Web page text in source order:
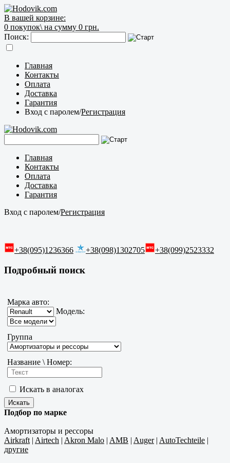
В вашей корзине:
0 покупок\ на сумму 0 грн.
Поиск:
Главная
Контакты
Оплата
Доставка
Гарантия
Вход с паролем/Регистрация
Главная
Контакты
Оплата
Доставка
Гарантия
Вход с паролем/Регистрация
+38(095)1236366 +38(098)1302705 +38(099)2523332
Подробный поиск
Марка авто:
Модель:
Группа
Название \ Номер:
Искать в аналогах
Подбор по марке
Амортизаторы и рессоры
Airkraft| Airtech | Akron Malo | AMB | Auger| AutoTechteile |
другие